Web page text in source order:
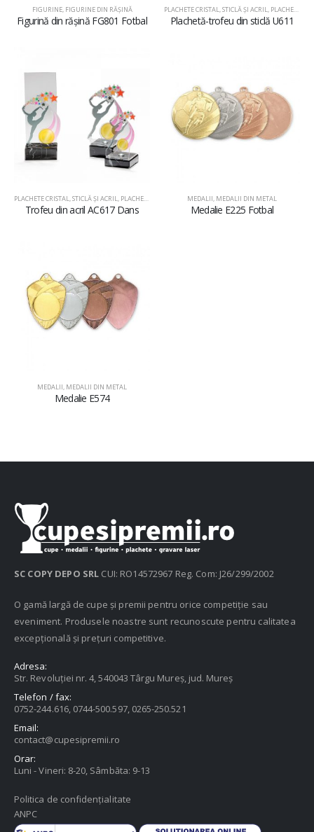
FIGURINE, FIGURINE DIN RĂŞINĂ
Figurină din rășină FG801 Fotbal
PLACHETE CRISTAL, STICLĂ ŞI ACRIL, PLACHETE DIN STICLĂ
Plachetă-trofeu din sticlă U611
PLACHETE CRISTAL, STICLĂ ŞI ACRIL, PLACHETE DIN ACRIL
Trofeu din acril AC617 Dans
MEDALII, MEDALII DIN METAL
Medalie E225 Fotbal
MEDALII, MEDALII DIN METAL
Medalie E574
SC COPY DEPO SRL CUI: RO14572967 Reg. Com: J26/299/2002
O gamă largă de cupe și premii pentru orice competiție sau
eveniment. Produsele noastre sunt recunoscute pentru calitatea
excepțională și prețuri competitive.
Adresa:
Str. Revoluției nr. 4, 540043 Târgu Mureș, jud. Mureș
Telefon / fax:
0752-244.616, 0744-500.597, 0265-250.521
Email:
contact@cupesipremii.ro
Orar:
Luni - Vineri: 8-20, Sâmbăta: 9-13
Politica de confidențialitate
ANPC